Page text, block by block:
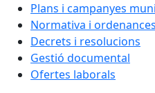
Plans i campanyes
Normativa i ordenances
Decrets i resolucions
Gestió documental
Ofertes laborals